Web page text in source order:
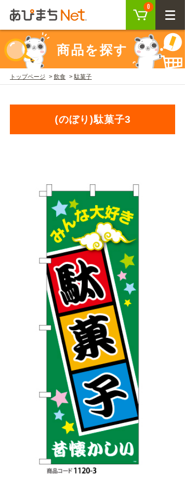
0
CLOSE
ログイン
会員登録
注目キーワード
韓国グルメ 駐車場
CATEGORY
飲食 住まい・暮らし
美容・健康 地域・観光
イベント・季節 不動産・建築
カルチャー・教養 娯楽
車・バイク関連 その他
OTHER ITEMS
関連アイテムを見る
ご利用ガイド トップ
取り扱い商品一覧
既製デザイン商品注文方法
オリジナルオーダー注文方法
料金一覧
お届け納期と配送方法
初めての方へ
BEGINNER'S GUIDE
初めての方へ トップ
商品について
お客様の声
よくある質問
オリジナルオーダー制作事例
商品を探す
トップページ 飲食 駄菓子
(のぼり)駄菓子3